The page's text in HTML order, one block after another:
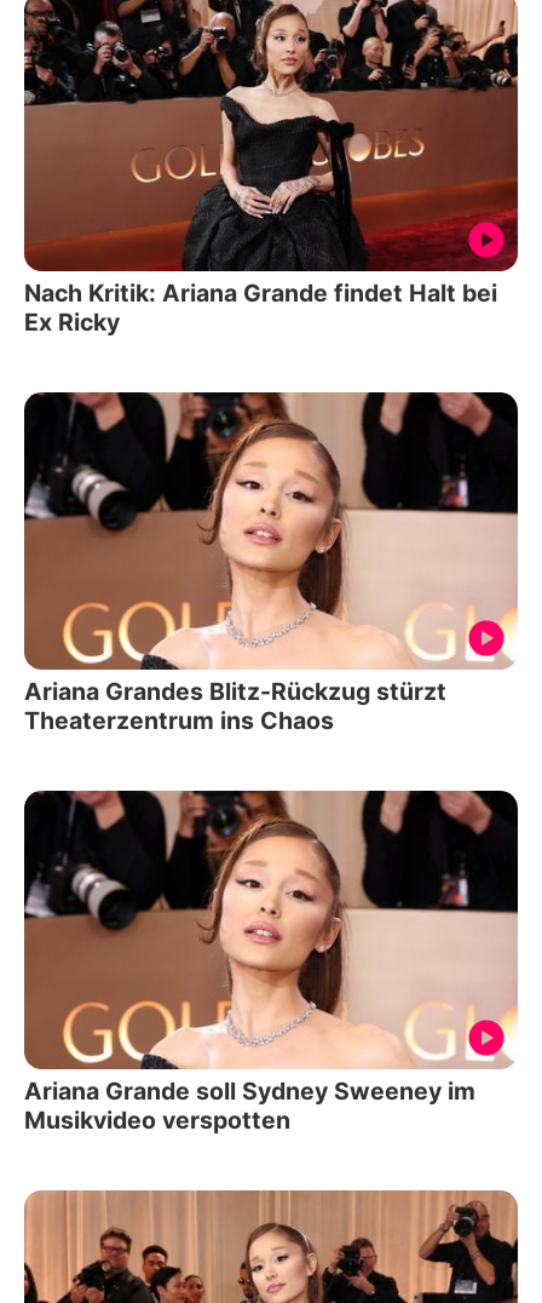
Nach Kritik: Ariana Grande findet Halt bei
Ex Ricky
Ariana Grandes Blitz-Rückzug stürzt
Theaterzentrum ins Chaos
Ariana Grande soll Sydney Sweeney im
Musikvideo verspotten